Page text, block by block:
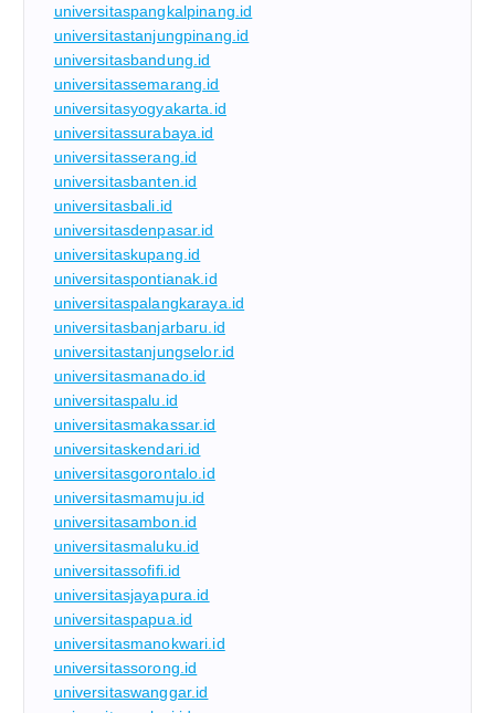
universitaspangkalpinang.id
universitastanjungpinang.id
universitasbandung.id
universitassemarang.id
universitasyogyakarta.id
universitassurabaya.id
universitasserang.id
universitasbanten.id
universitasbali.id
universitasdenpasar.id
universitaskupang.id
universitaspontianak.id
universitaspalangkaraya.id
universitasbanjarbaru.id
universitastanjungselor.id
universitasmanado.id
universitaspalu.id
universitasmakassar.id
universitaskendari.id
universitasgorontalo.id
universitasmamuju.id
universitasambon.id
universitasmaluku.id
universitassofifi.id
universitasjayapura.id
universitaspapua.id
universitasmanokwari.id
universitassorong.id
universitaswanggar.id